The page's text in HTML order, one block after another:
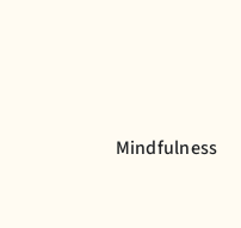
Mindfulness